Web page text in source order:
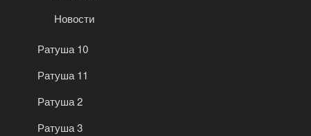
Новости
Ратуша 10
Ратуша 11
Ратуша 2
Ратуша 3